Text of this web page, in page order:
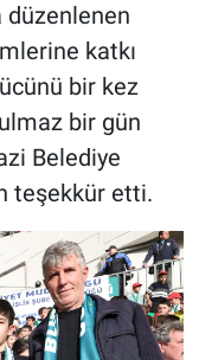
düzenlenen
katkı
bir kez
bir gün
Belediye
teşekkür etti.